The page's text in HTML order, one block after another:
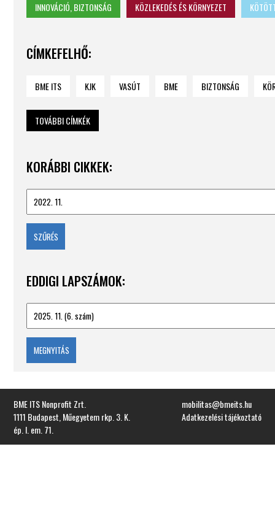
INNOVÁCIÓ, BIZTONSÁG KÖZLEKEDÉS ÉS KÖRNYEZET
CÍMKEFELHŐ:
BME ITS KJK VASÚT BME BIZTONSÁG
TOVÁBBI CÍMKÉK
KORÁBBI CIKKEK:
EDDIGI LAPSZÁMOK:
MEGNYITÁS
BME ITS Nonprofit Zrt.
1111 Budapest, Műegyetem rkp. 3. K.
ép. I. em. 71.
mobilitas@bmeits.hu
Adatkezelési tájékoztató